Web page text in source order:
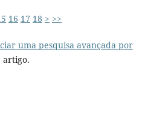
16 17 18 > >>
uma pesquisa avançada por
artigo.